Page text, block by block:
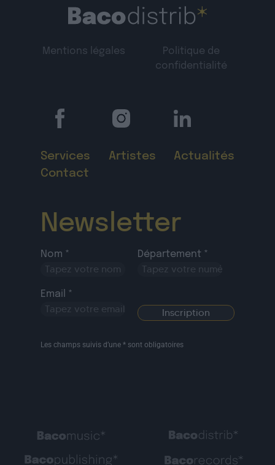
Mentions légales
Politique de
confidentialité
Services Artistes
Actualités
Contact
Newsletter
Nom * Département *
Email *
Les champs suivis d’une * sont obligatoires